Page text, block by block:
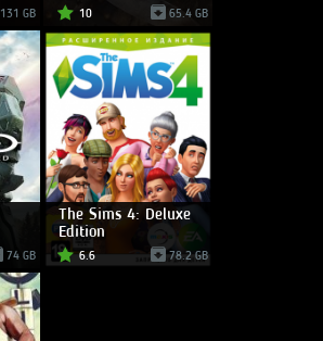
131 GB 10 65.4 GB
74 GB
The Sims 4: Deluxe
Edition
6.6 78.2 GB